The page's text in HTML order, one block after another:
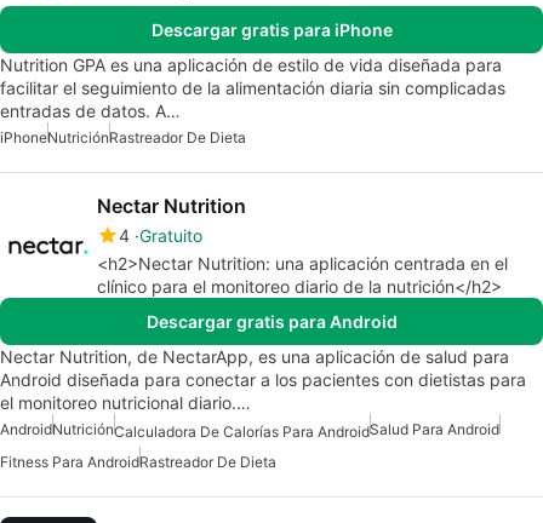
Descargar gratis para iPhone
Nutrition GPA es una aplicación de estilo de vida diseñada para
facilitar el seguimiento de la alimentación diaria sin complicadas
entradas de datos. A…
iPhoneNutriciónRastreador De Dieta
Nectar Nutrition
4 Gratuito
<h2>Nectar Nutrition: una aplicación centrada en el
clínico para el monitoreo diario de la nutrición</h2>
Descargar gratis para Android
Nectar Nutrition, de NectarApp, es una aplicación de salud para
Android diseñada para conectar a los pacientes con dietistas para
el monitoreo nutricional diario.…
AndroidNutriciónCalculadora De Calorías Para AndroidSalud Para Android
Fitness Para AndroidRastreador De Dieta